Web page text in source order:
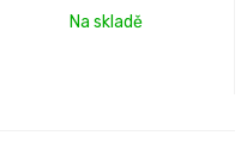
Na skladě